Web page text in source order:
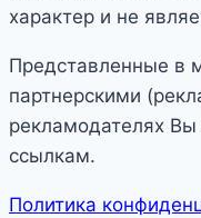
характер и не
Представленные в
партнерскими
рекламодателях
ссылкам.
Политика